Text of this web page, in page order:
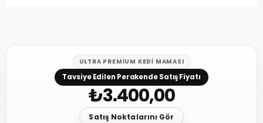
ULTRA PREMIUM KEDI MAMASI
Tavsiye Edilen Perakende Satış Fiyatı
₺3.400,00
Satış Noktalarını Gör